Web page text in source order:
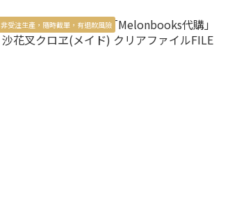
非受注生產，隨時截單，有退款風險